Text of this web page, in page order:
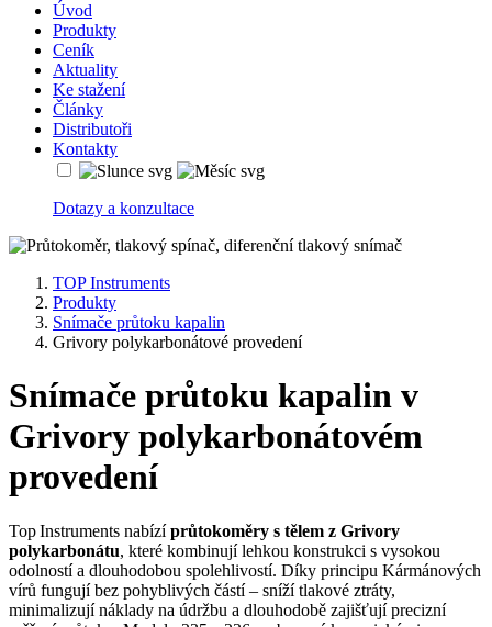
Úvod
Produkty
Ceník
Aktuality
Ke stažení
Články
Distributoři
Kontakty
Dotazy a konzultace
TOP Instruments
Produkty
Snímače průtoku kapalin
Grivory polykarbonátové provedení
Snímače průtoku kapalin v
Grivory polykarbonátovém
provedení
Top Instruments nabízíprůtokoměry s tělem z Grivory
polykarbonátu, které kombinují lehkou konstrukci s vysokou
odolností a dlouhodobou spolehlivostí. Díky principu Kármánových
vírů fungují bez pohyblivých částí – sníží tlakové ztráty,
minimalizují náklady na údržbu a dlouhodobě zajišťují precizní